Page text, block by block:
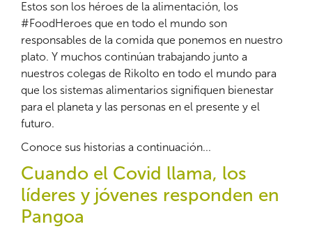
Estos son los héroes de la alimentación, los
#FoodHeroes que en todo el mundo son
responsables de la comida que ponemos en nuestro
plato. Y muchos continúan trabajando junto a
nuestros colegas de Rikolto en todo el mundo para
que los sistemas alimentarios signifiquen bienestar
para el planeta y las personas en el presente y el
futuro.
Conoce sus historias a continuación...
Cuando el Covid llama, los
líderes y jóvenes responden en
Pangoa